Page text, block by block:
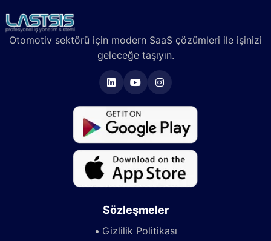
Otomotiv sektörü için modern SaaS çözümleri ile işinizi
geleceğe taşıyın.
Sözleşmeler
Gizlilik Politikası